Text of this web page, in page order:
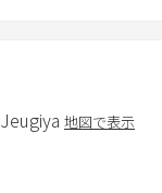
Jeugiya 地図で表示